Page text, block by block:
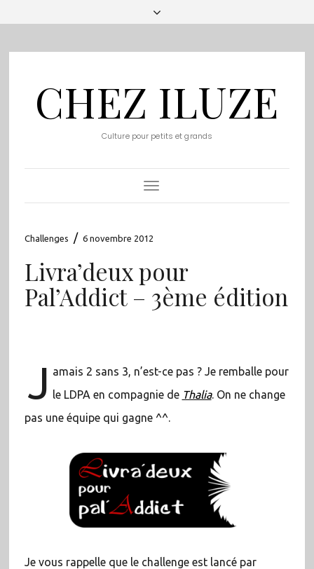
CHEZ ILUZE
Culture pour petits et grands
Toggle
Navigation
Challenges / 6 novembre 2012
Livra’deux pour
Pal’Addict – 3ème édition
J amais 2 sans 3, n’est-ce pas ? Je remballe pour
le LDPA en compagnie de Thalia. On ne change
pas une équipe qui gagne ^^.
Je vous rappelle que le challenge est lancé par